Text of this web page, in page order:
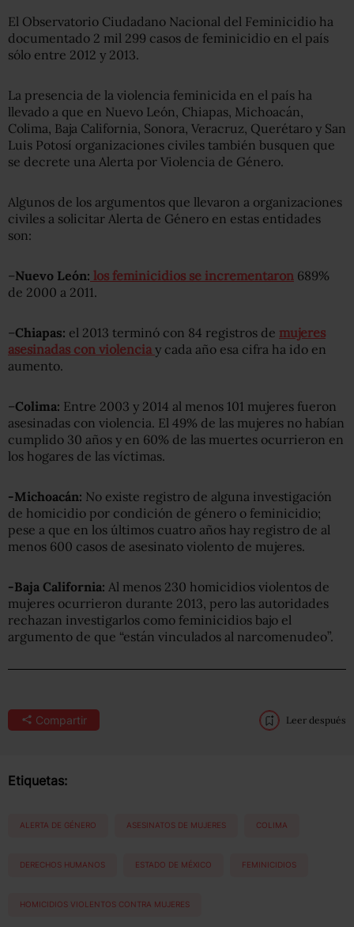
El Observatorio Ciudadano Nacional del Feminicidio ha
documentado 2 mil 299 casos de feminicidio en el país
sólo entre 2012 y 2013.
La presencia de la violencia feminicida en el país ha
llevado a que en Nuevo León, Chiapas, Michoacán,
Colima, Baja California, Sonora, Veracruz, Querétaro y San
Luis Potosí organizaciones civiles también busquen que
se decrete una Alerta por Violencia de Género.
Algunos de los argumentos que llevaron a organizaciones
civiles a solicitar Alerta de Género en estas entidades
son:
–Nuevo León: los feminicidios se incrementaron 689%
de 2000 a 2011.
–Chiapas: el 2013 terminó con 84 registros de mujeres
asesinadas con violencia y cada año esa cifra ha ido en
aumento.
–Colima: Entre 2003 y 2014 al menos 101 mujeres fueron
asesinadas con violencia. El 49% de las mujeres no habían
cumplido 30 años y en 60% de las muertes ocurrieron en
los hogares de las víctimas.
-Michoacán: No existe registro de alguna investigación
de homicidio por condición de género o feminicidio;
pese a que en los últimos cuatro años hay registro de al
menos 600 casos de asesinato violento de mujeres.
-Baja California: Al menos 230 homicidios violentos de
mujeres ocurrieron durante 2013, pero las autoridades
rechazan investigarlos como feminicidios bajo el
argumento de que “están vinculados al narcomenudeo”.
Compartir Leer después
Etiquetas:
ALERTA DE GÉNERO ASESINATOS DE MUJERES COLIMA
DERECHOS HUMANOS ESTADO DE MÉXICO FEMINICIDIOS
HOMICIDIOS VIOLENTOS CONTRA MUJERES